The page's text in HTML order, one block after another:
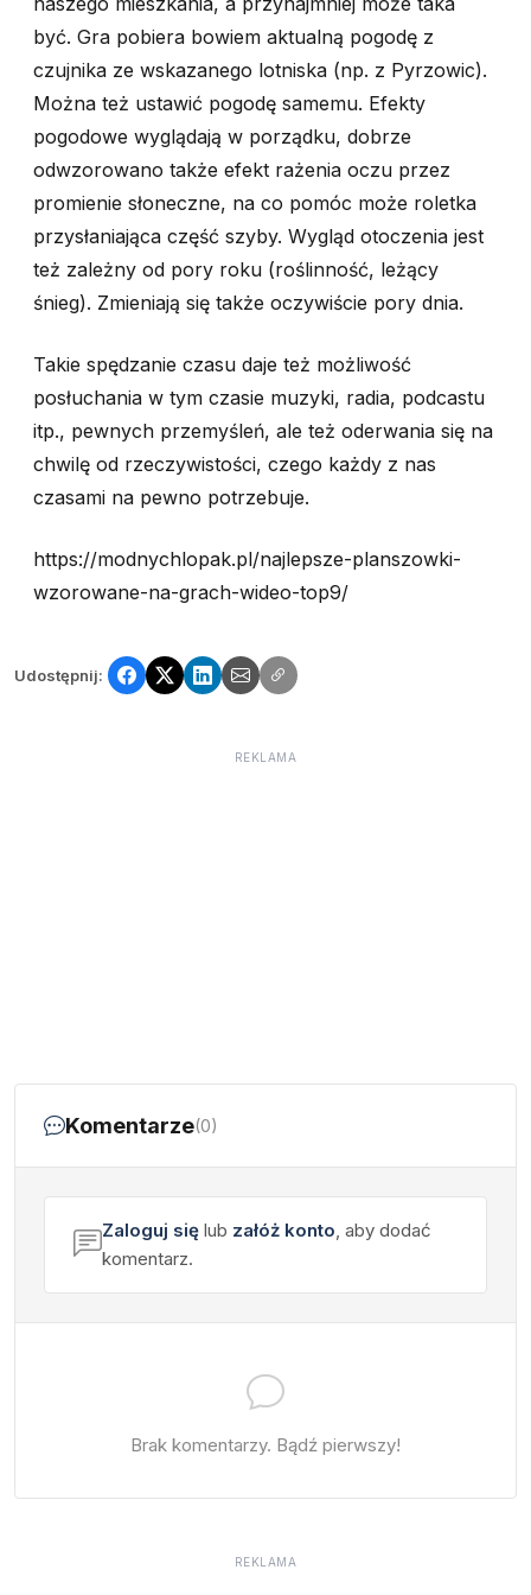
być. Gra pobiera bowiem aktualną pogodę z
czujnika ze wskazanego lotniska (np. z Pyrzowic).
Można też ustawić pogodę samemu. Efekty
pogodowe wyglądają w porządku, dobrze
odwzorowano także efekt rażenia oczu przez
promienie słoneczne, na co pomóc może roletka
przysłaniająca część szyby. Wygląd otoczenia jest
też zależny od pory roku (roślinność, leżący
śnieg). Zmieniają się także oczywiście pory dnia.
Takie spędzanie czasu daje też możliwość
posłuchania w tym czasie muzyki, radia, podcastu
itp., pewnych przemyśleń, ale też oderwania się na
chwilę od rzeczywistości, czego każdy z nas
czasami na pewno potrzebuje.
https://modnychlopak.pl/najlepsze-planszowki-
wzorowane-na-grach-wideo-top9/
Udostępnij:
REKLAMA
Komentarze(0)
Zaloguj się lub załóż konto, aby dodać
komentarz.
Brak komentarzy. Bądź pierwszy!
REKLAMA